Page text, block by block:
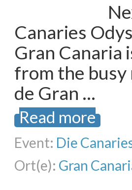
Canaries
Gran Canaria
from the busy
de Gran …
Read more
Event: Die
Ort(e): Gran